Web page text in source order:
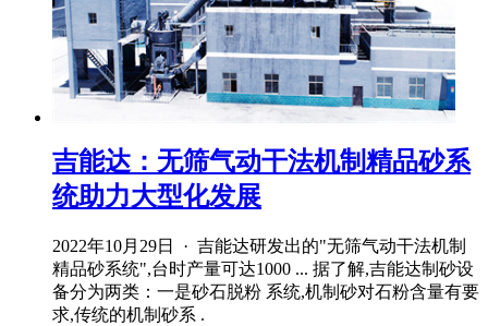
吉能达：无筛气动干法机制精品砂系
统助力大型化发展
2022年10月29日 · 吉能达研发出的"无筛气动干法机制
精品砂系统",台时产量可达1000 ... 据了解,吉能达制砂设
备分为两类：一是砂石脱粉 系统,机制砂对石粉含量有要
求,传统的机制砂系 .